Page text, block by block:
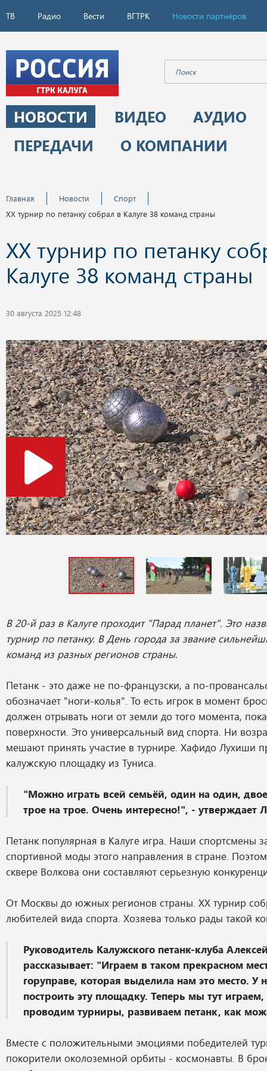
ТВ Радио Вести ВГТРК Новости партнёров
НОВОСТИ ВИДЕО
АУДИО
ПЕРЕДАЧИ
О КОМПАНИИ
Главная Новости
Спорт
XX турнир по петанку собрал в Калуге 38 команд страны
XX турнир по петанку
Калуге 38 команд страны
30 августа 2025 12:48
В 20-й раз в Калуге проходит "Парад планет". Это
турнир по петанку. В День города за звание
команд из разных регионов страны.
Петанк - это даже не по-французски, а по-
обозначает "ноги-колья". То есть игрок в момент
должен отрывать ноги от земли до того момента,
поверхности. Это универсальный вид спорта. Ни
мешают принять участие в турнире. Хафидо Лухиши
калужскую площадку из Туниса.
"Можно играть всей семьёй, один на один,
трое на трое. Очень интересно!", - утверждает
Петанк популярная в Калуге игра. Наши спортсмены
спортивной моды этого направления в стране.
сквере Волкова они составляют серьезную
От Москвы до южных регионов страны. XX турнир
любителей вида спорта. Хозяева только рады такой
Руководитель Калужского петанк-клуба
рассказывает: "Играем в таком прекрасном
горуправе, которая выделила нам это место. У
построить эту площадку. Теперь мы тут
проводим турниры, развиваем петанк, как
Вместе с положительными эмоциями победителей
покорители околоземной орбиты - космонавты. В